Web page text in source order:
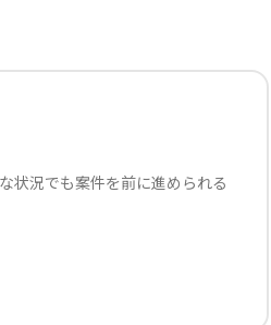
状況でも案件を前に進められる